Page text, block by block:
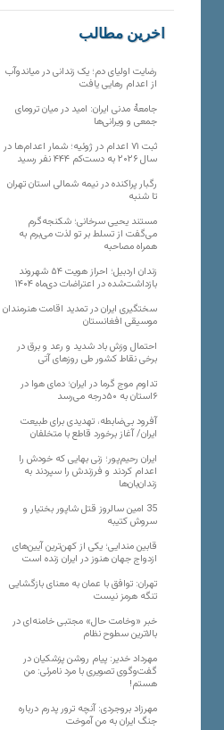
آخرین مطالب
رضایت اولیای دم؛ یک زندانی در میاندوآب
از اعدام رهایی یافت
جامعهٔ مدنی ایران: امید در میان ترومای
جمعی و ویرانی‌ها
ثبت ۷۱ اعدام در ژوئیه؛ شمار اعدام‌ها در
سال ۲۰۲۶ به دست‌کم ۴۴۴ نفر رسید
رگبار پراکنده در نیمه شمالی استان تهران
تا شنبه
مستند یحیی سرخانی؛ شکنجه‌گرم
می‌گفت از تسلط بر تو لذت می‌برم به
همراه مصاحبه
زندان اردبیل؛ احراز هویت ۵۴ شهروند
بازداشت‌شده در اعتراضات دی‌ماه ۱۴۰۴
سختگیری ایران در تمدید اقامت هنرمندان
موسیقی افغانستان
احتمال وزش باد شدید و رعد و برق در
برخی نقاط کشور طی روزهای آتی
تداوم موج گرما در ایران؛ دمای هوا در
۶استان به ۵۰درجه می‌رسد
آفرود بی‌ضابطه، تهدیدی برای طبیعت
ایران/ آغاز برخورد قاطع با متخلفان
ایران رحیم‌پور؛ زنی بهایی که خودش را
اعدام کردند و فرزندش را سپردند به
زندان‌بان‌ها
35 امین سالروز قتل شاپور بختیار و
سروش کتیبه
قابین مندایی؛ یکی از کهن‌ترین آیین‌های
ازدواج جهان هنوز در ایران زنده است
تهران: توافق با عمان به معنای بازگشایی
تنگه هرمز نیست
خبر «وخامت حال» مجتبی خامنه‌ای در
بالاترین سطوح نظام
مهرداد خدیر: پیام روشن پزشکیان در
گفت‌و‌گوی تصویری با مرد نامرئی: من
هستم!
مهرزاد بروجردی: آنچه ترور پدرم درباره
جنگ ایران به من آموخت